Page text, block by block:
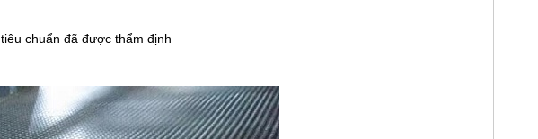
chuẩn đã được thẩm định